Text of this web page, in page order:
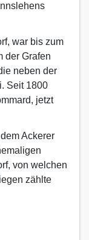
war bis zum
der Grafen
neben der
Seit 1800
jetzt
Ackerer
von welchen
zählte